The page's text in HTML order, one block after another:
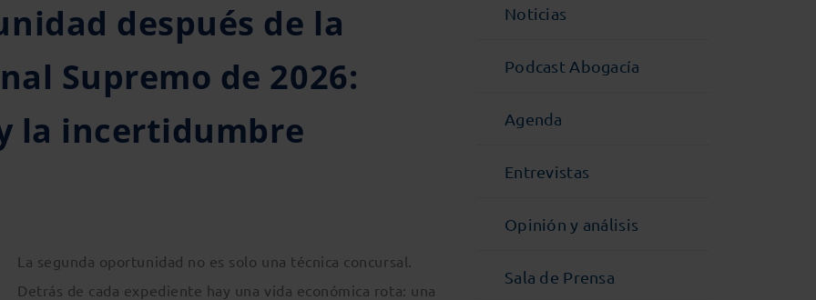
después de la
Supremo de 2026:
la incertidumbre
La segunda oportunidad no es solo una técnica concursal.
Detrás de cada expediente hay una vida económica rota: una
Noticias
Podcast Abogacía
Agenda
Entrevistas
Opinión y análisis
Sala de Prensa